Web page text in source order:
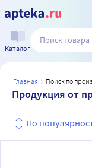
Каталог
главная поиск по
Продукция от
По